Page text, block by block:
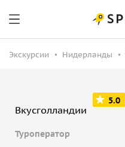
Экскурсии Нидерланды
Вкусголландии
5.0
Туроператор